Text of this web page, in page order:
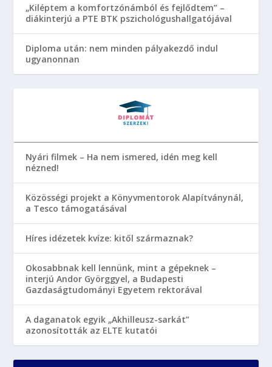
„Kiléptem a komfortzónámból és fejlődtem” –
diákinterjú a PTE BTK pszichológushallgatójával
Diploma után: nem minden pályakezdő indul
ugyanonnan
Nyári filmek – Ha nem ismered, idén meg kell
nézned!
Közösségi projekt a Könyvmentorok Alapítványnál,
a Tesco támogatásával
Híres idézetek kvíze: kitől származnak?
Okosabbnak kell lennünk, mint a gépeknek –
interjú Andor Györggyel, a Budapesti
Gazdaságtudományi Egyetem rektorával
A daganatok egyik „Akhilleusz-sarkát”
azonosították az ELTE kutatói